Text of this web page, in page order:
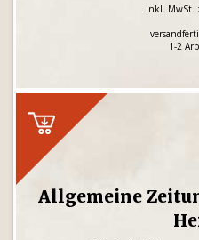
inkl. MwSt.
1-2
Allgemeine